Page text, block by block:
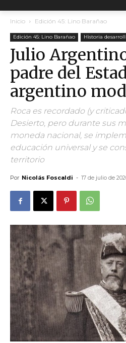
Inicio Edición 45: Lino Barañao
Edición 45: Lino Barañao Historia
Julio
padre del
argentino
Roca es recordado (y
Desierto, pero durante sus
moneda nacional, se
educación universal y se
territorio
Por Nicolás Foscaldi - 17 de julio de